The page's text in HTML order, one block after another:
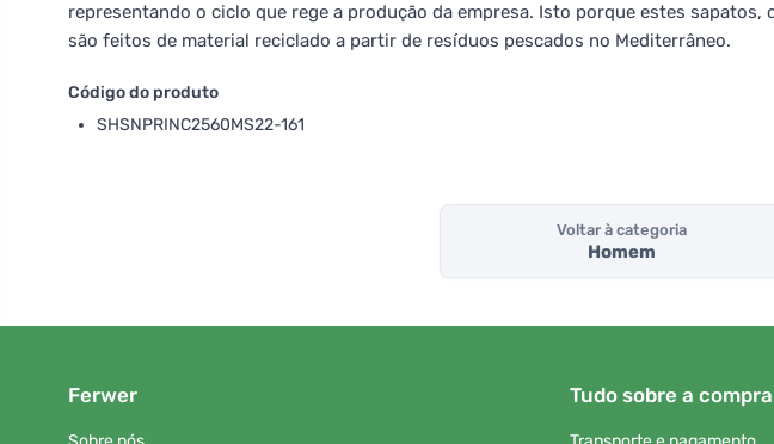
representando o ciclo que rege a produção da empresa. Isto porque estes
são feitos de material reciclado a partir de resíduos pescados no Mediterrâneo.
Código do produto
SHSNPRINC2560MS22-161
Voltar à categoria
Homem
Ferwer Tudo sobre a compra